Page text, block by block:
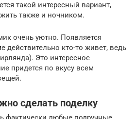
такой интересный вариант,
также и ночником.
очень уютно. Появляется
действительно кто-то живет, ведь
Это интересное
придется по вкусу всем
сделать поделку